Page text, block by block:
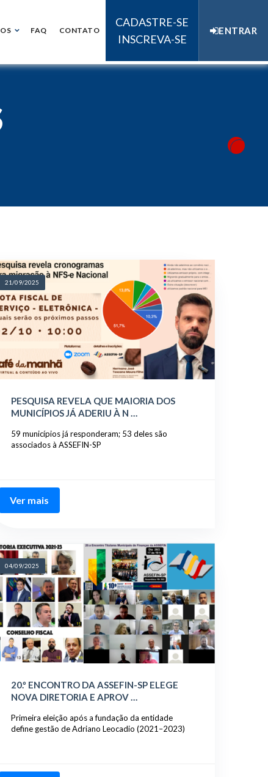
FAQ CONTATO
CADASTRE-SE
INSCREVA-SE
ENTRAR
21/09/2025
PESQUISA REVELA QUE MAIORIA DOS
MUNICÍPIOS JÁ ADERIU À N …
59 municípios já responderam; 53 deles são
associados à ASSEFIN-SP
Ver mais
04/09/2025
20.º ENCONTRO DA ASSEFIN-SP ELEGE
NOVA DIRETORIA E APROV …
Primeira eleição após a fundação da entidade
define gestão de Adriano Leocadio (2021–2023)